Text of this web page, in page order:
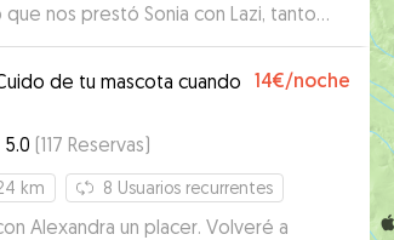
que nos prestó Sonia con Lazi, tanto
le prestó a la perrita como el servicio
a Nosotros, nos tenía puntualmente
Estado de Lazi con Fotos y mensajes a
recomendable. Atte. Esteban
”
de tu mascota cuando 14€/noche
5.0 (117 Reservas)
km 8 Usuarios recurrentes
Alexandra un placer. Volveré a